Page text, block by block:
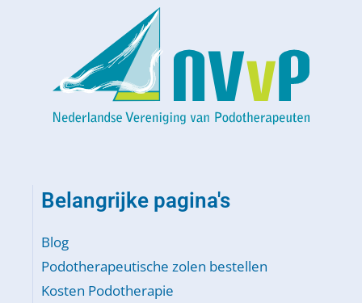
Belangrijke pagina's
Blog
Podotherapeutische zolen bestellen
Kosten Podotherapie